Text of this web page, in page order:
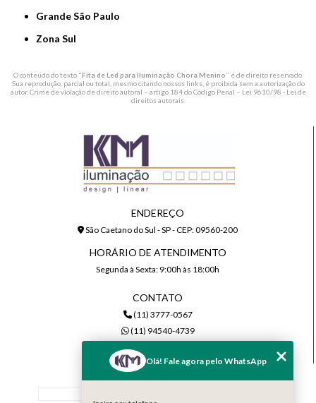
Grande São Paulo
Zona Sul
O conteúdo do texto "Fita de Led para Iluminação Chora Menino" é de direito reservado.
Sua reprodução, parcial ou total, mesmo citando nossos links, é proibida sem a autorização do
autor. Crime de violação de direito autoral – artigo 184 do Código Penal – Lei 9610/98 - Lei de
direitos autorais.
ENDEREÇO
São Caetano do Sul - SP - CEP: 09560-200
HORÁRIO DE ATENDIMENTO
Segunda à Sexta: 9:00h às 18:00h
CONTATO
(11) 3777-0567
(11) 94540-4739
comercial@kmiluminacao.com.br
Olá! Fale agora pelo WhatsApp